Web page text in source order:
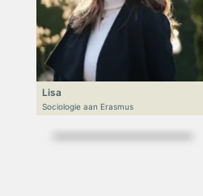
Niek
VWO 6,
Lisa
Sociologie aan Erasmus